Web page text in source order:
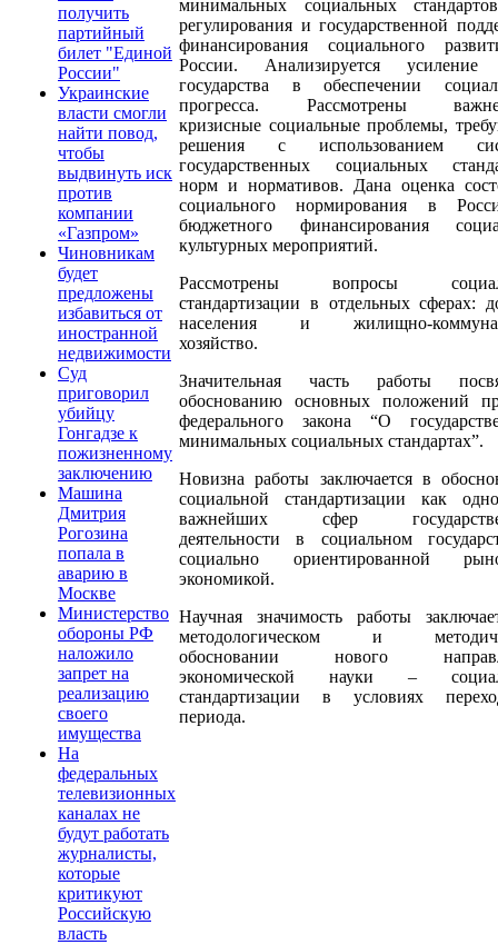
получить
партийный
билет "Единой
России"
Украинские
власти смогли
найти повод,
чтобы
выдвинуть иск
против
компании
«Газпром»
Чиновникам
будет
предложены
избавиться от
иностранной
недвижимости
Суд
приговорил
убийцу
Гонгадзе к
пожизненному
заключению
Машина
Дмитрия
Рогозина
попала в
аварию в
Москве
Министерство
обороны РФ
наложило
запрет на
реализацию
своего
имущества
На
федеральных
телевизионных
каналах не
будут работать
журналисты,
которые
критикуют
Российскую
власть
минимальных социальных
регулирования и государственной
финансирования социального
России. Анализируется усиление
государства в обеспечении
прогресса. Рассмотрены
кризисные социальные проблемы,
решения с использованием
государственных социальных
норм и нормативов. Дана оценка
социального нормирования в
бюджетного финансирования
культурных мероприятий.
Рассмотрены вопросы
стандартизации в отдельных сферах:
населения и жилищно-
хозяйство.
Значительная часть работы
обоснованию основных положений
федерального закона “О
минимальных социальных стандартах”.
Новизна работы заключается в
социальной стандартизации как
важнейших сфер
деятельности в социальном
социально ориентированной
экономикой.
Научная значимость работы
методологическом и
обосновании нового
экономической науки –
стандартизации в условиях
периода.